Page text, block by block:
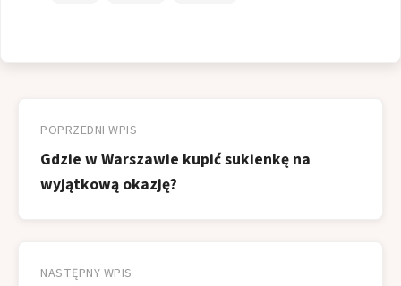
wpisu
POPRZEDNI WPIS
Gdzie w Warszawie kupić sukienkę na
wyjątkową okazję?
NASTĘPNY WPIS